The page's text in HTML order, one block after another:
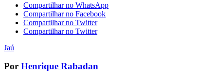
Compartilhar no WhatsApp
Compartilhar no Facebook
Compartilhar no Twitter
Compartilhar no Twitter
Jaú
Por Henrique Rabadan